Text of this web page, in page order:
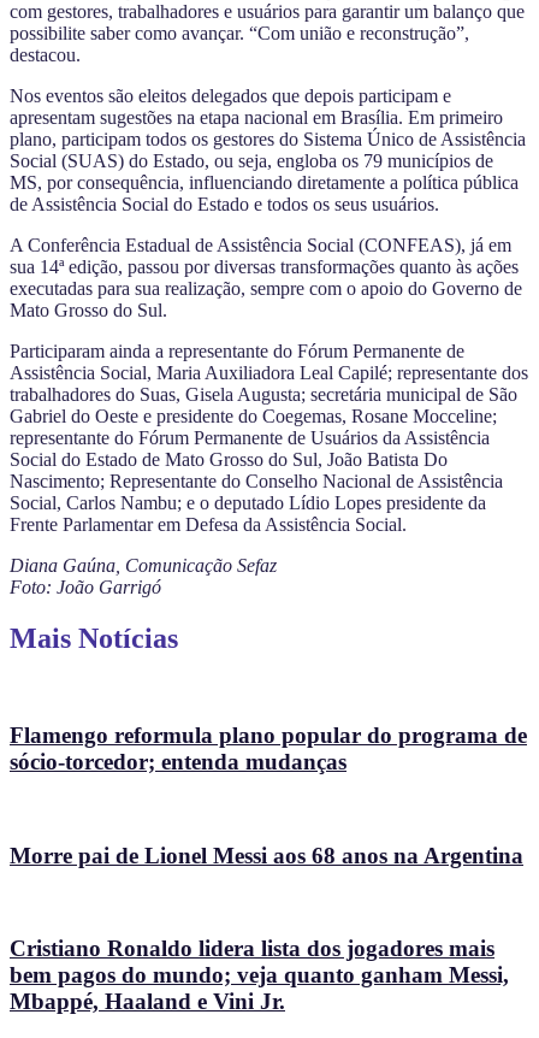
com gestores, trabalhadores e usuários para garantir um balanço que
possibilite saber como avançar. “Com união e reconstrução”,
destacou.
Nos eventos são eleitos delegados que depois participam e
apresentam sugestões na etapa nacional em Brasília. Em primeiro
plano, participam todos os gestores do Sistema Único de Assistência
Social (SUAS) do Estado, ou seja, engloba os 79 municípios de
MS, por consequência, influenciando diretamente a política pública
de Assistência Social do Estado e todos os seus usuários.
A Conferência Estadual de Assistência Social (CONFEAS), já em
sua 14ª edição, passou por diversas transformações quanto às ações
executadas para sua realização, sempre com o apoio do Governo de
Mato Grosso do Sul.
Participaram ainda a representante do Fórum Permanente de
Assistência Social, Maria Auxiliadora Leal Capilé; representante dos
trabalhadores do Suas, Gisela Augusta; secretária municipal de São
Gabriel do Oeste e presidente do Coegemas, Rosane Mocceline;
representante do Fórum Permanente de Usuários da Assistência
Social do Estado de Mato Grosso do Sul, João Batista Do
Nascimento; Representante do Conselho Nacional de Assistência
Social, Carlos Nambu; e o deputado Lídio Lopes presidente da
Frente Parlamentar em Defesa da Assistência Social.
Diana Gaúna, Comunicação Sefaz
Foto: João Garrigó
Mais Notícias
Flamengo reformula plano popular do programa de
sócio-torcedor; entenda mudanças
Morre pai de Lionel Messi aos 68 anos na Argentina
Cristiano Ronaldo lidera lista dos jogadores mais
bem pagos do mundo; veja quanto ganham Messi,
Mbappé, Haaland e Vini Jr.